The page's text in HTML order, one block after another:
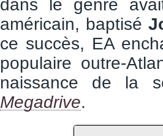
dans le genre
américain, baptisé
ce succès, EA
populaire outre-
naissance de la
Megadrive.